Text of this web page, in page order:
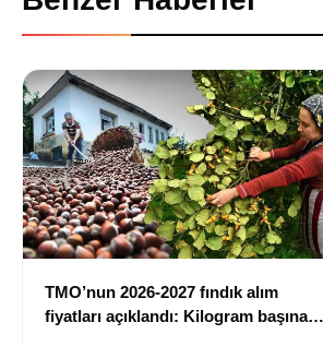
TMO’nun 2026-2027 fındık alım
fiyatları açıklandı: Kilogram başına